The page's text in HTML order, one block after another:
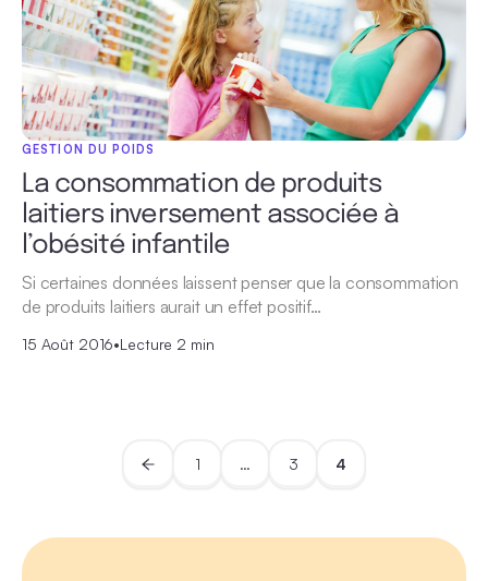
GESTION DU POIDS
La consommation de produits
laitiers inversement associée à
l’obésité infantile
Si certaines données laissent penser que la consommation
de produits laitiers aurait un effet positif…
15 Août 2016•Lecture 2 min
1 … 3 4